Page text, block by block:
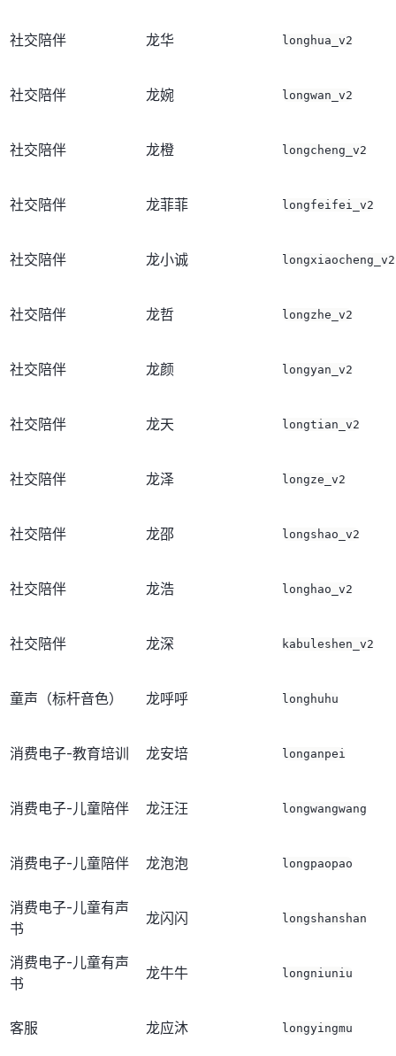
社交陪伴 龙华 longhua_v2
社交陪伴 龙婉 longwan_v2
社交陪伴 龙橙 longcheng_v2
社交陪伴 龙菲菲 longfeifei_v2
社交陪伴 龙小诚 longxiaocheng_v2
社交陪伴 龙哲 longzhe_v2
社交陪伴 龙颜 longyan_v2
社交陪伴 龙天 longtian_v2
社交陪伴 龙泽 longze_v2
社交陪伴 龙邵 longshao_v2
社交陪伴 龙浩 longhao_v2
社交陪伴 龙深 kabuleshen_v2
童声（标杆音色） 龙呼呼 longhuhu
消费电子-教育培训 龙安培 longanpei
消费电子-儿童陪伴 龙汪汪 longwangwang
消费电子-儿童陪伴 龙泡泡 longpaopao
消费电子-儿童有声
书
龙闪闪 longshanshan
消费电子-儿童有声
书
龙牛牛 longniuniu
客服 龙应沐 longyingmu